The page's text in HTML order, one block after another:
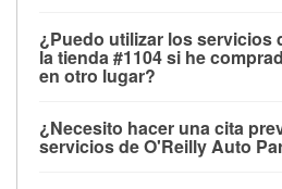
las pruebas de batería, pruebas
motor de arranque, revisión de
con O'Reilly VeriScan® e
limpiaparabrisas o bombillas,
todas las tiendas O'Reilly Auto
¿Puedo utilizar los servicios
la tienda #1104 si he
en otro lugar?
de O'Reilly Auto Parts que
tienda #1104 de King, NC
¿Necesito hacer una cita
servicios de O'Reilly Auto